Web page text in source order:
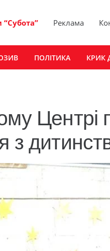
Реклама
ПОЛІТИКА КРИК
Центрі
з